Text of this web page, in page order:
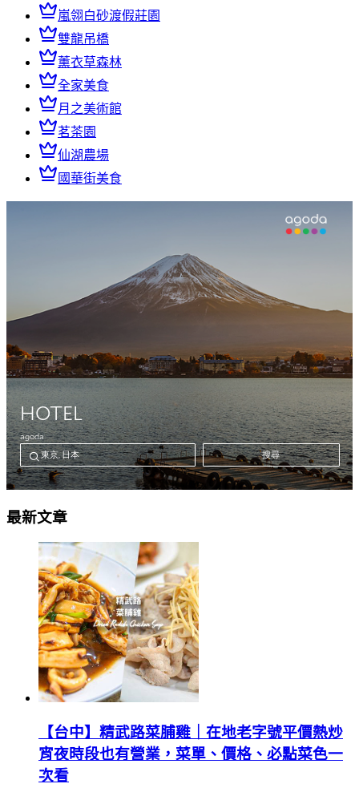
嵐翎白砂渡假莊園
雙龍吊橋
薰衣草森林
全家美食
月之美術館
茗茶園
仙湖農場
國華街美食
最新文章
【台中】精武路菜脯雞｜在地老字號平價熱炒
宵夜時段也有營業，菜單、價格、必點菜色一
次看